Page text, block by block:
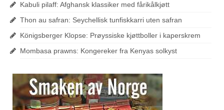
Kabuli pilaff: Afghansk klassiker med fårikålkjøtt
Thon au safran: Seychellisk tunfiskkarri uten safran
Königsberger Klopse: Prøyssiske kjøttboller i kaperskrem
Mombasa prawns: Kongereker fra Kenyas solkyst